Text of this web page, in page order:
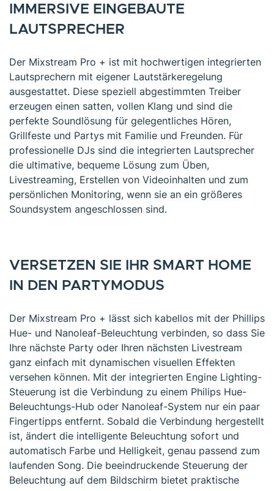
IMMERSIVE EINGEBAUTE
LAUTSPRECHER
Der Mixstream Pro + ist mit hochwertigen integrierten
Lautsprechern mit eigener Lautstärkeregelung
ausgestattet. Diese speziell abgestimmten Treiber
erzeugen einen satten, vollen Klang und sind die
perfekte Soundlösung für gelegentliches Hören,
Grillfeste und Partys mit Familie und Freunden. Für
professionelle DJs sind die integrierten Lautsprecher
die ultimative, bequeme Lösung zum Üben,
Livestreaming, Erstellen von Videoinhalten und zum
persönlichen Monitoring, wenn sie an ein größeres
Soundsystem angeschlossen sind.
VERSETZEN SIE IHR SMART HOME
IN DEN PARTYMODUS
Der Mixstream Pro + lässt sich kabellos mit der Phillips
Hue- und Nanoleaf-Beleuchtung verbinden, so dass Sie
Ihre nächste Party oder Ihren nächsten Livestream
ganz einfach mit dynamischen visuellen Effekten
versehen können. Mit der integrierten Engine Lighting-
Steuerung ist die Verbindung zu einem Philips Hue-
Beleuchtungs-Hub oder Nanoleaf-System nur ein paar
Fingertipps entfernt. Sobald die Verbindung hergestellt
ist, ändert die intelligente Beleuchtung sofort und
automatisch Farbe und Helligkeit, genau passend zum
laufenden Song. Die beeindruckende Steuerung der
Beleuchtung auf dem Bildschirm bietet praktische